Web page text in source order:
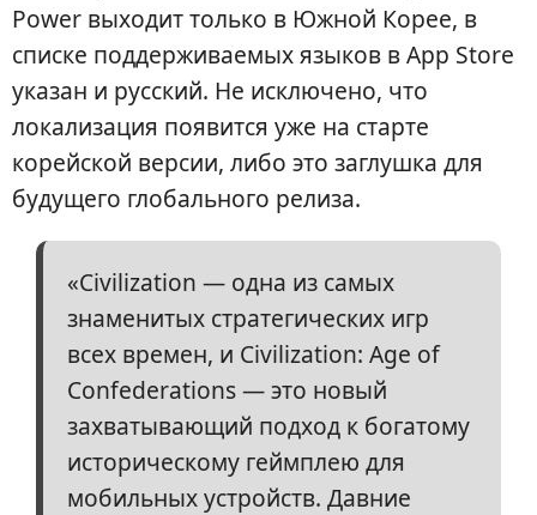
Power выходит только в Южной Корее, в
списке поддерживаемых языков в App Store
указан и русский. Не исключено, что
локализация появится уже на старте
корейской версии, либо это заглушка для
будущего глобального релиза.
«Civilization — одна из самых
знаменитых стратегических игр
всех времен, и Civilization: Age of
Confederations — это новый
захватывающий подход к богатому
историческому геймплею для
мобильных устройств. Давние